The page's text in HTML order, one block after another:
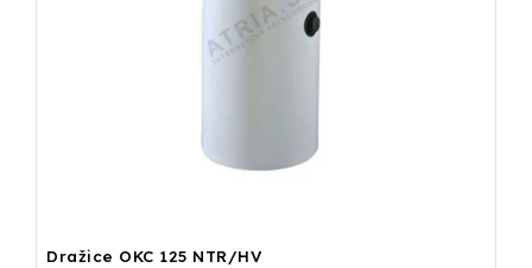
Dražice OKC 125 NTR/HV